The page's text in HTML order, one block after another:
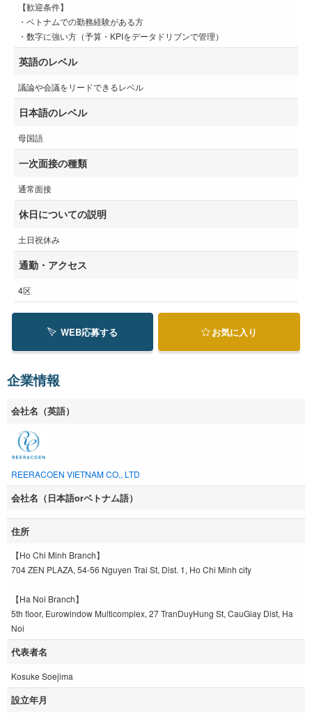
【歓迎条件】
・ベトナムでの勤務経験がある方
・数字に強い方（予算・KPIをデータドリブンで管理）
英語のレベル
議論や会議をリードできるレベル
日本語のレベル
母国語
一次面接の種類
通常面接
休日についての説明
土日祝休み
通勤・アクセス
4区
WEB応募する お気に入り
企業情報
会社名（英語）
REERACOEN VIETNAM CO., LTD
会社名（日本語orベトナム語）
住所
【Ho Chi Minh Branch】
704 ZEN PLAZA, 54-56 Nguyen Trai St, Dist. 1, Ho Chi Minh city
【Ha Noi Branch】
5th floor, Eurowindow Multicomplex, 27 TranDuyHung St, CauGiay Dist, Ha
Noi
代表者名
Kosuke Soejima
設立年月